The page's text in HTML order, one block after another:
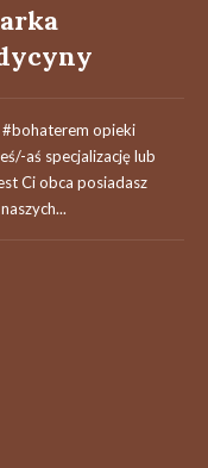
#bohaterem​ opieki
aś specjalizację lub
Ci obca posiadasz